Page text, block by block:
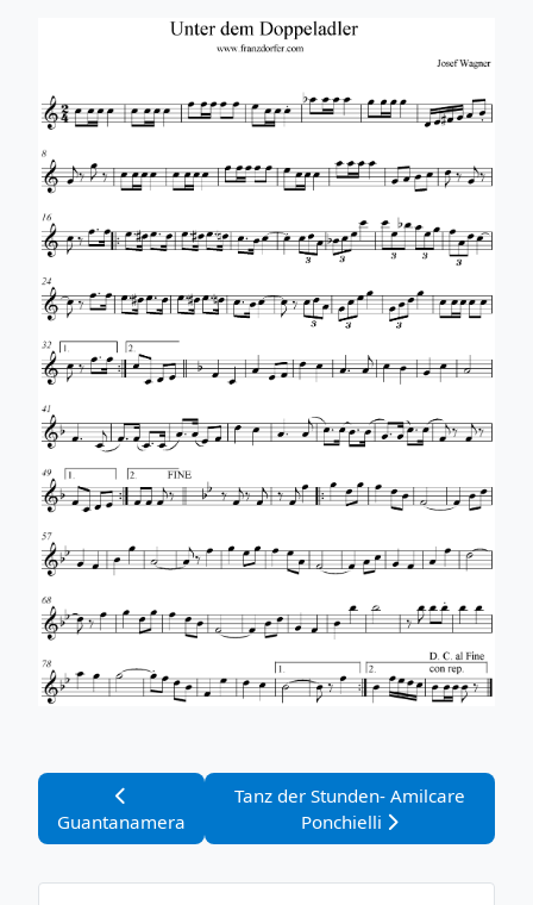
Vorheriger Beitrag: Guantanamera
Guantanamera
Nächster Beitrag: Tanz der
Tanz der Stunden- Amilcare
Ponchielli